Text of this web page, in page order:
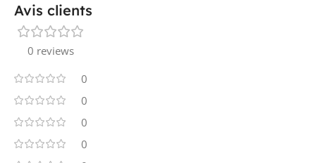
Avis clients
0 reviews
0
0
0
0